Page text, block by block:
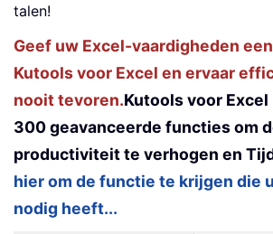
talen!
Geef uw Excel-vaardigheden
Kutools voor Excel en ervaar
nooit tevoren.Kutools voor
300 geavanceerde functies om
productiviteit te verhogen en
hier om de functie te krijgen die
nodig heeft...